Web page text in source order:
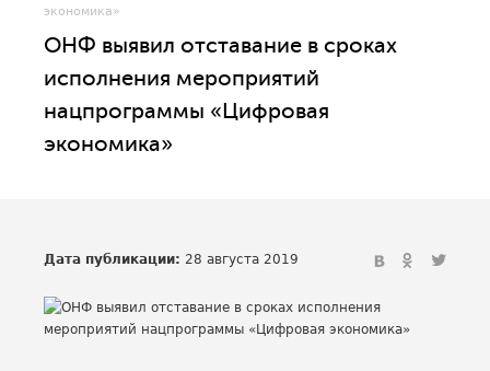
экономика»
ОНФ выявил отставание в сроках
исполнения мероприятий
нацпрограммы «Цифровая
экономика»
Дата публикации: 28 августа 2019